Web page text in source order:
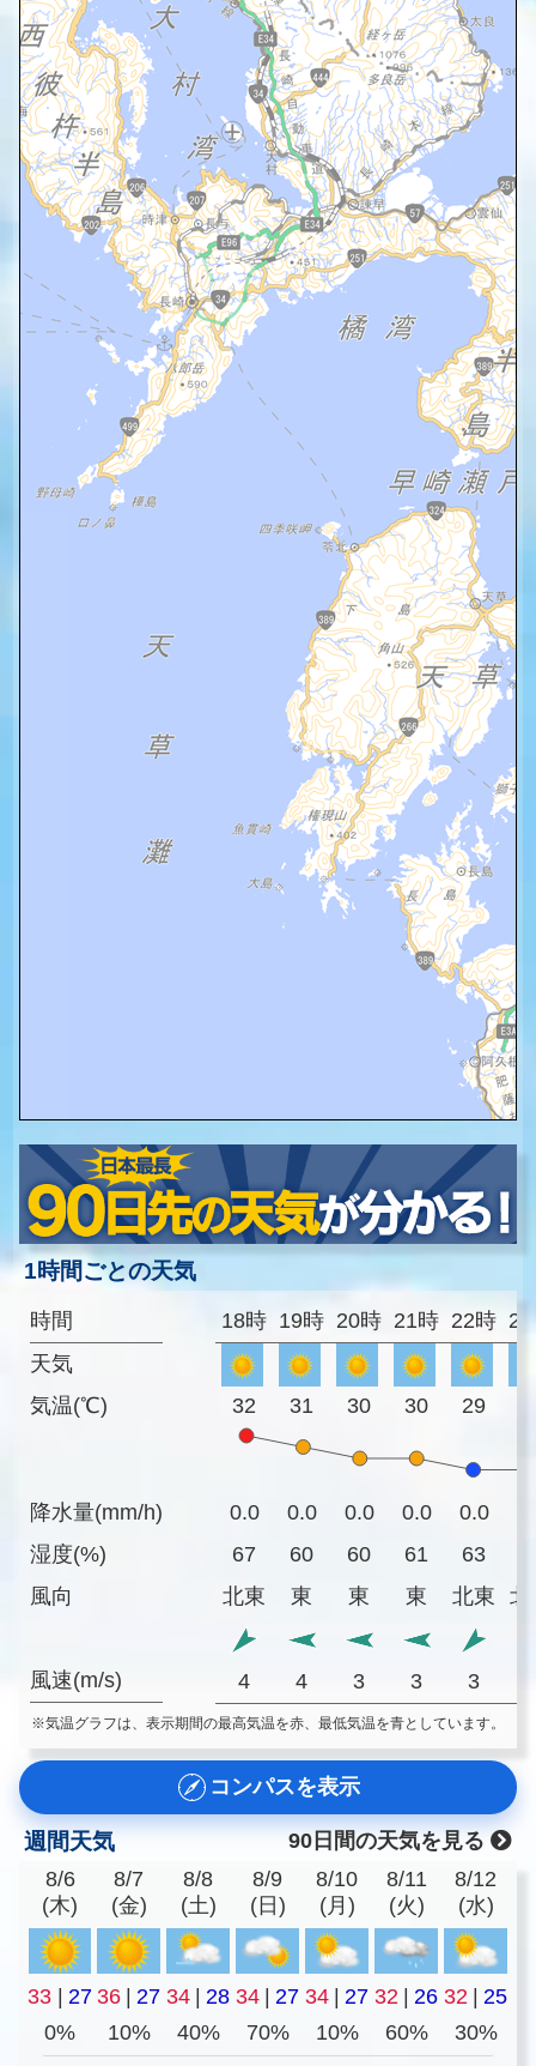
1時間ごとの天気
時間
天気
気温(℃)
降水量(mm/h)
湿度(%)
風向
風速(m/s)
18時 19時 20時 21時 22時
32 31 30 30 29
0.0 0.0 0.0 0.0 0.0
67
60 60 61 63
北東
東 東 東 北東 北
4 4 3 3 3
※気温グラフは、表示期間の最高気温を赤、最低気温を青としています。
コンパスを表示
週間天気
90日間の天気を見る
8/6
(木)
8/7
(金)
8/8
(土)
8/9
(日)
8/10
(月)
8/11
(火)
8/12
(水)
33 | 27 36 | 27 34 | 28 34 | 27 34 | 27 32 | 26 32 | 25
0%
10% 40% 70% 10% 60% 30%